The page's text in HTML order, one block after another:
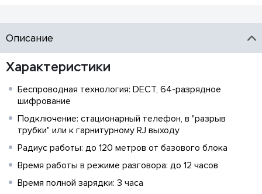
Описание
Характеристики
Беспроводная технология: DECT, 64-разрядное
шифрование
Подключение: стационарный телефон, в "разрыв
трубки" или к гарнитурному RJ выходу
Радиус работы: до 120 метров от базового блока
Время работы в режиме разговора: до 12 часов
Время полной зарядки: 3 часа